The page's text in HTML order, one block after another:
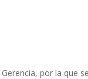
por la que